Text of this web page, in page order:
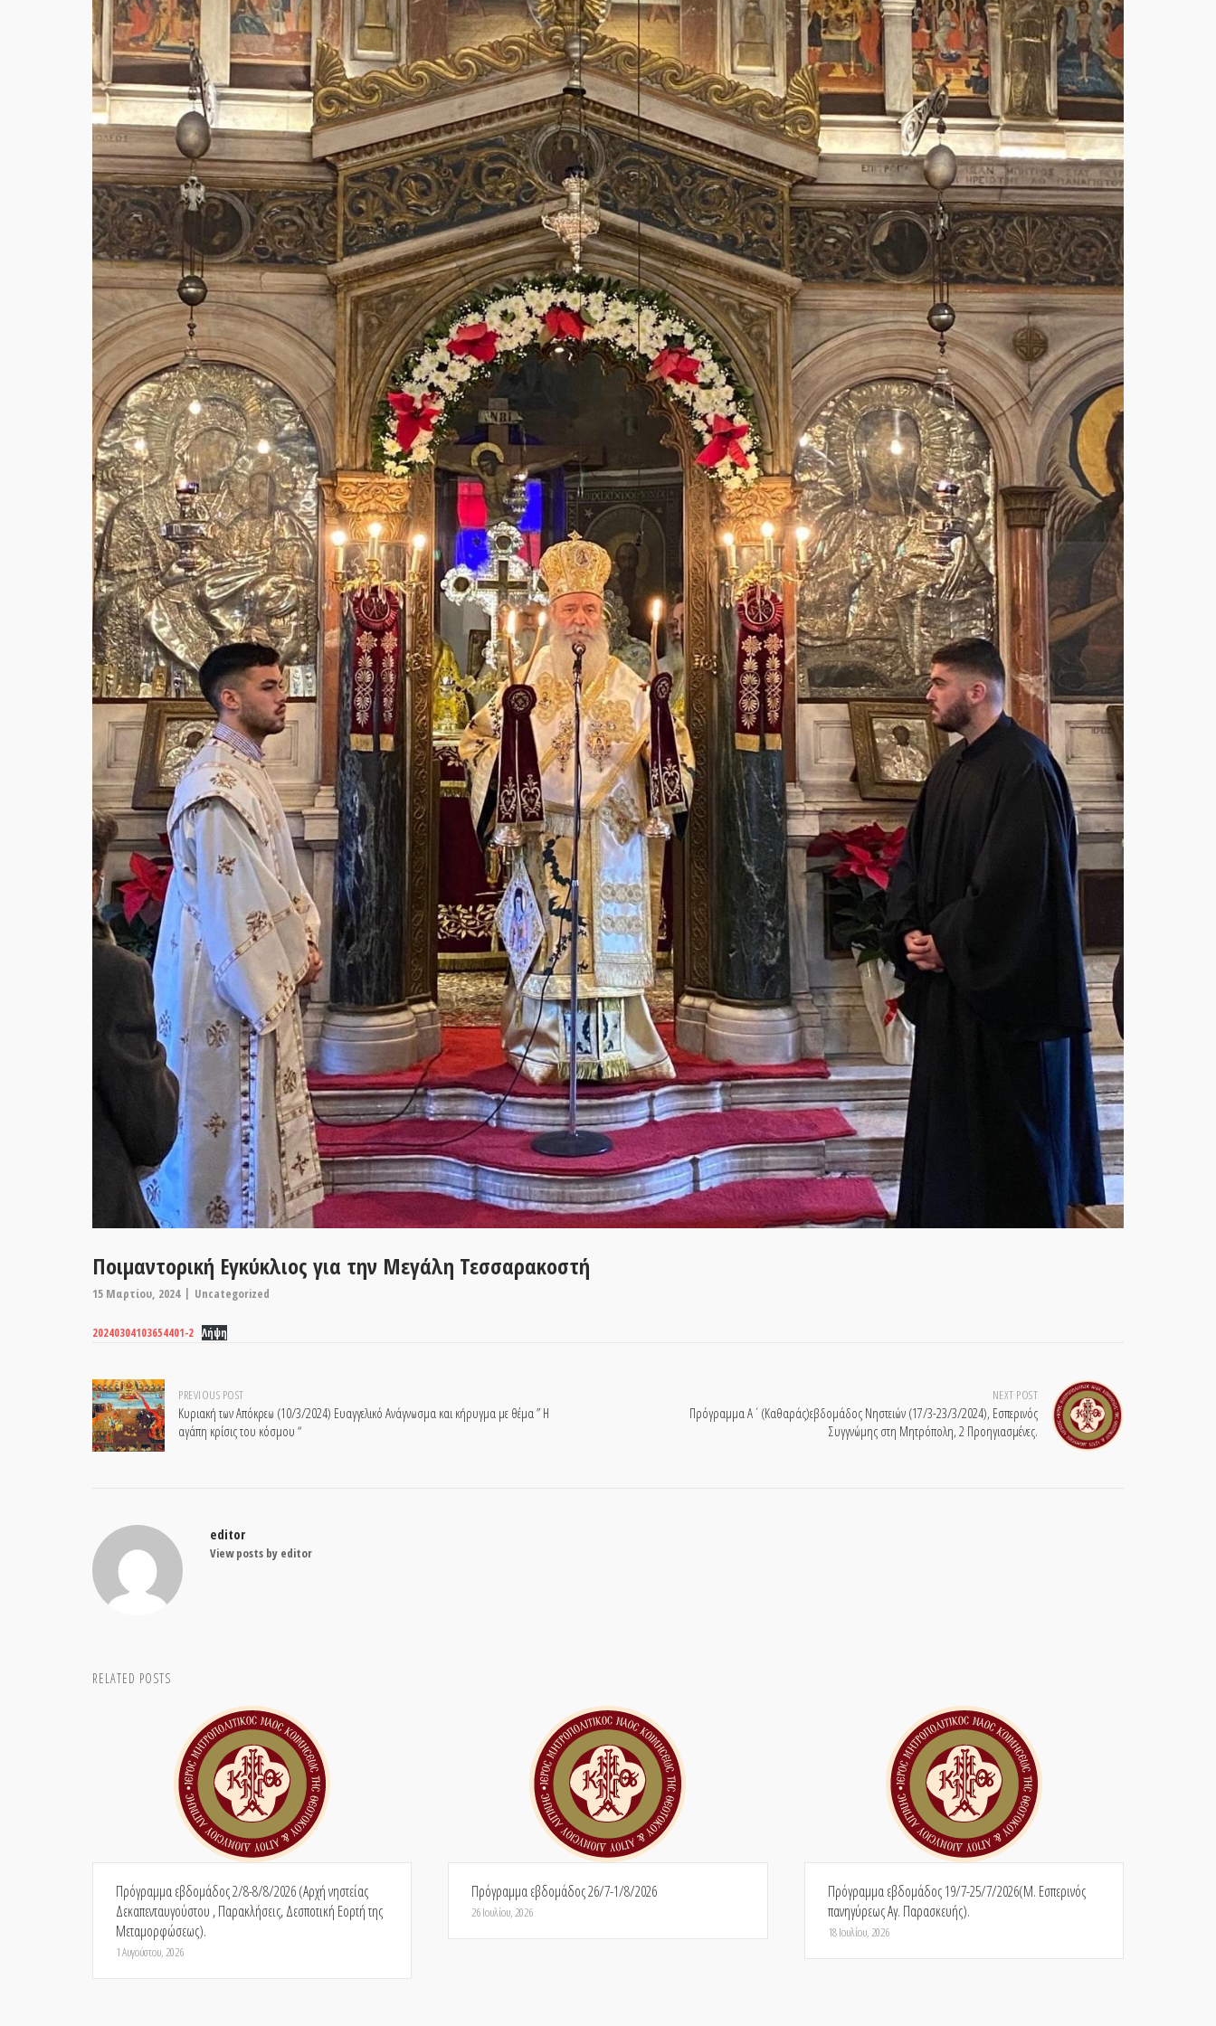
Ποιμαντορική Εγκύκλιος για την Μεγάλη Τεσσαρακοστή
15 Μαρτίου, 2024 Uncategorized
20240304103654401-2 Λήψη
Post
navigation
PREVIOUS POST
Κυριακή των Απόκρεω (10/3/2024) Ευαγγελικό Ανάγνωσμα και κήρυγμα με θέμα ” Η
αγάπη κρίσις του κόσμου “
NEXT POST
Πρόγραμμα Α΄(Καθαράς)εβδομάδος Νηστειών (17/3-23/3/2024), Εσπερινός
Συγγνώμης στη Μητρόπολη, 2 Προηγιασμένες.
editor
View posts by editor
RELATED POSTS
Πρόγραμμα εβδομάδος 2/8-8/8/2026 (Αρχή νηστείας
Δεκαπενταυγούστου , Παρακλήσεις, Δεσποτική Εορτή της
Μεταμορφώσεως).
1 Αυγούστου, 2026
Πρόγραμμα εβδομάδος 26/7-1/8/2026
26 Ιουλίου, 2026
Πρόγραμμα εβδομάδος 19/7-25/7/2026(Μ. Εσπερινός
πανηγύρεως Αγ. Παρασκευής).
18 Ιουλίου, 2026